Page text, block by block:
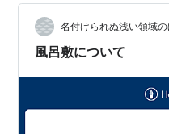
名付けられぬ浅い領域
風呂敷について